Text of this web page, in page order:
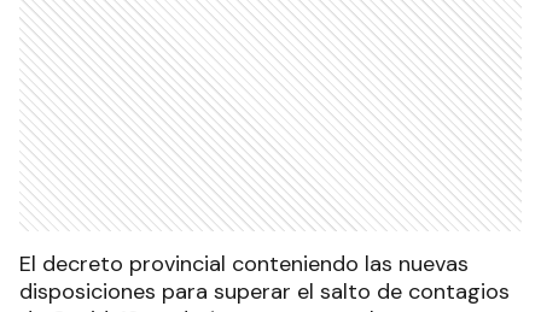
El decreto provincial conteniendo las nuevas
disposiciones para superar el salto de contagios